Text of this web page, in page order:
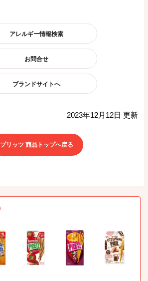
アレルギー情報検索
お問合せ
ブランドサイトへ
2023年12月12日 更新
プリッツ 商品トップへ戻る